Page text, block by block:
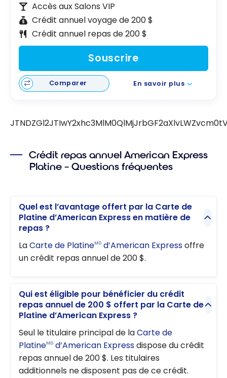
Accès aux Salons VIP
Crédit annuel voyage de 200 $
Crédit annuel repas de 200 $
Souscrire
Comparer En savoir plus
Crédit repas annuel American Express
Platine – Questions fréquentes
Quel est l’avantage offert par la Carte de
Platine d’American Express en matière de
repas ?
LaCarte de PlatineMD d’American Expressoffre
un crédit repas annuel de 200 $.
Qui est éligible pour bénéficier du crédit
repas annuel de 200 $ offert par la Carte de
Platine d’American Express ?
Seul le titulaire principal de laCarte de
PlatineMD d’American Expressdispose du crédit
repas annuel de 200 $. Les titulaires
additionnels ne disposent pas de ce crédit.